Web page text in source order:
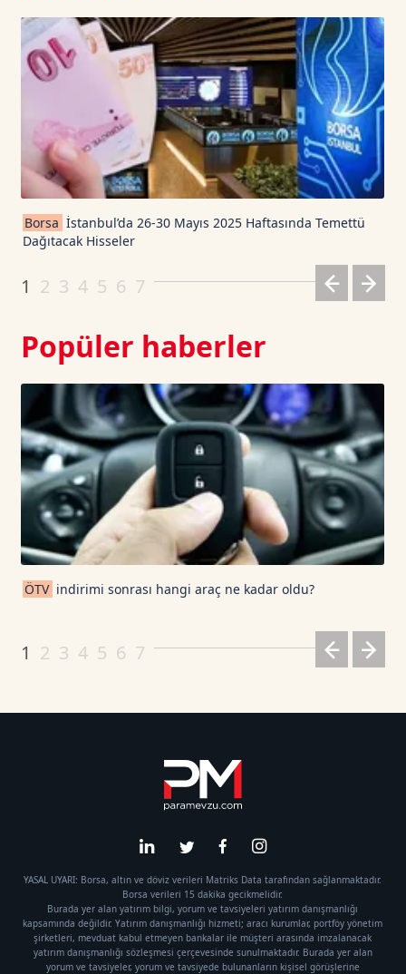
USD Coin TetherUS 1.0006 -0.02
1.0003 0
TRON TetherUS 0.3273 0.12
Cardano TetherUS 0.199 -4.1
Borsa İstanbul’da 26-30 Mayıs 2025 Haftasında Temettü
Dağıtacak Hisseler
1 2 3 4 5 6 7
Popüler haberler
ÖTV indirimi sonrası hangi araç ne kadar oldu?
1 2 3 4 5 6 7
YASAL UYARI: Borsa, altın ve döviz verileri Matriks Data tarafından sağlanmaktadır.
Borsa verileri 15 dakika gecikmelidir.
Burada yer alan yatırım bilgi, yorum ve tavsiyeleri yatırım danışmanlığı
kapsamında değildir. Yatırım danışmanlığı hizmeti; aracı kurumlar, portföy yönetim
şirketleri, mevduat kabul etmeyen bankalar ile müşteri arasında imzalanacak
yatırım danışmanlığı sözleşmesi çerçevesinde sunulmaktadır. Burada yer alan
yorum ve tavsiyeler, yorum ve tavsiyede bulunanların kişisel görüşlerine